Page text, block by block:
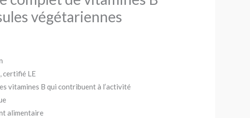
végétariennes
certifié LE
vitamines B qui contribuent à l’activité
alimentaire